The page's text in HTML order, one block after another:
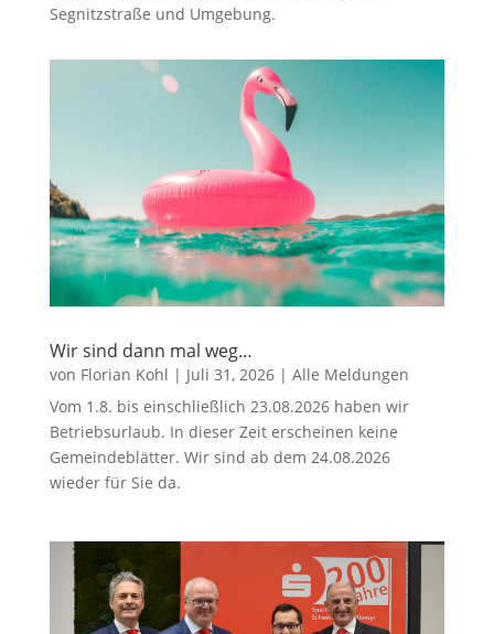
Segnitzstraße und Umgebung.
Wir sind dann mal weg…
von Florian Kohl | Juli 31, 2026| Alle Meldungen
Vom 1.8. bis einschließlich 23.08.2026 haben wir
Betriebsurlaub. In dieser Zeit erscheinen keine
Gemeindeblätter. Wir sind ab dem 24.08.2026
wieder für Sie da.